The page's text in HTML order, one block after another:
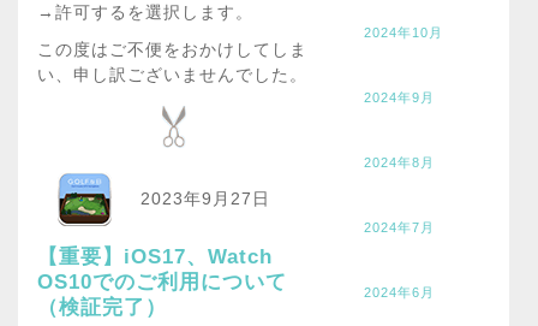
→許可するを選択します。
この度はご不便をおかけしてしま
い、申し訳ございませんでした。
2023年9月27日
【重要】iOS17、Watch
OS10でのご利用について
（検証完了）
2024年10月
2024年9月
2024年8月
2024年7月
2024年6月